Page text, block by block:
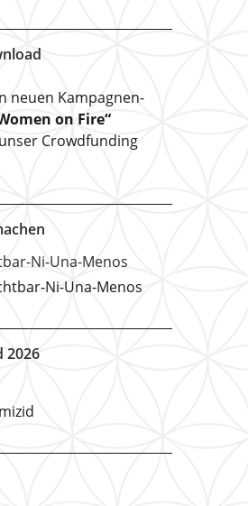
neuen Kampagnen-
on Fire“
Crowdfunding
Ni-Una-Menos
2026